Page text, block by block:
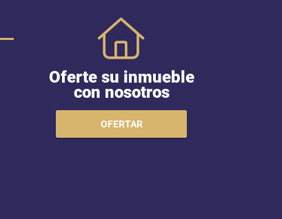
Oferte su inmueble
con nosotros
OFERTAR